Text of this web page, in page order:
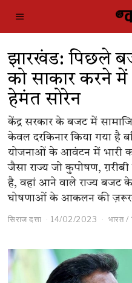
झारखंड: पिछले
को साकार करने
हेमंत सोरेन
केंद्र सरकार के बजट में
केवल दरकिनार किया गया है
योजनाओं के आवंटन में भारी
जैसा राज्य जो कुपोषण, ग़रीबी
है, वहां आने वाले राज्य बजट
घोषणाओं के आकलन की
सिराज दत्ता 14/02/2023 भारत /